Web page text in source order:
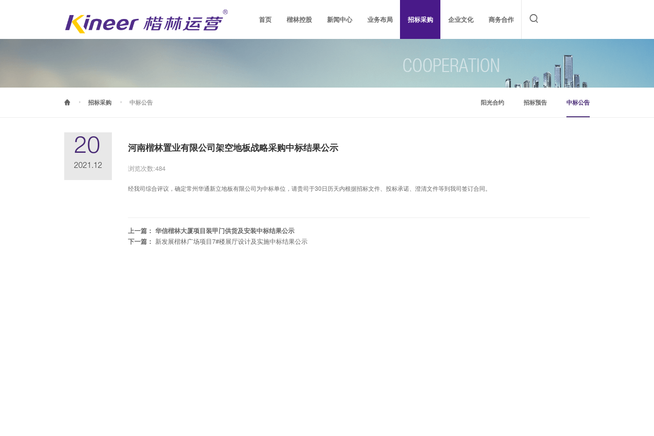
首页 楷林控股 新闻中心 业务布局 招标采购 企业文化 商务合作 
控股简介 楷林品牌 社会责任
控股新闻 楷林杂志 楷林市场研究报告
写字楼开发 写字楼运营 楷林研究院 O⁺事业部
阳光合约 招标预告 中标公告
楷林人公约2.0 双基金 阳光合约
楷林置业 楷林商务服务集团 O+事业部
  招标采购  中标公告 阳光合约 招标预告 中标公告
20
2021.12
河南楷林置业有限公司架空地板战略采购中标结果公示
浏览次数:484
经我司综合评议，确定常州华通新立地板有限公司为中标单位，请贵司于30日历天内根据招标文件、投标承诺、澄清文件等到我司签订合同。
上一篇： 华信楷林大厦项目装甲门供货及安装中标结果公示
下一篇： 新发展楷林广场项目7#楼展厅设计及实施中标结果公示